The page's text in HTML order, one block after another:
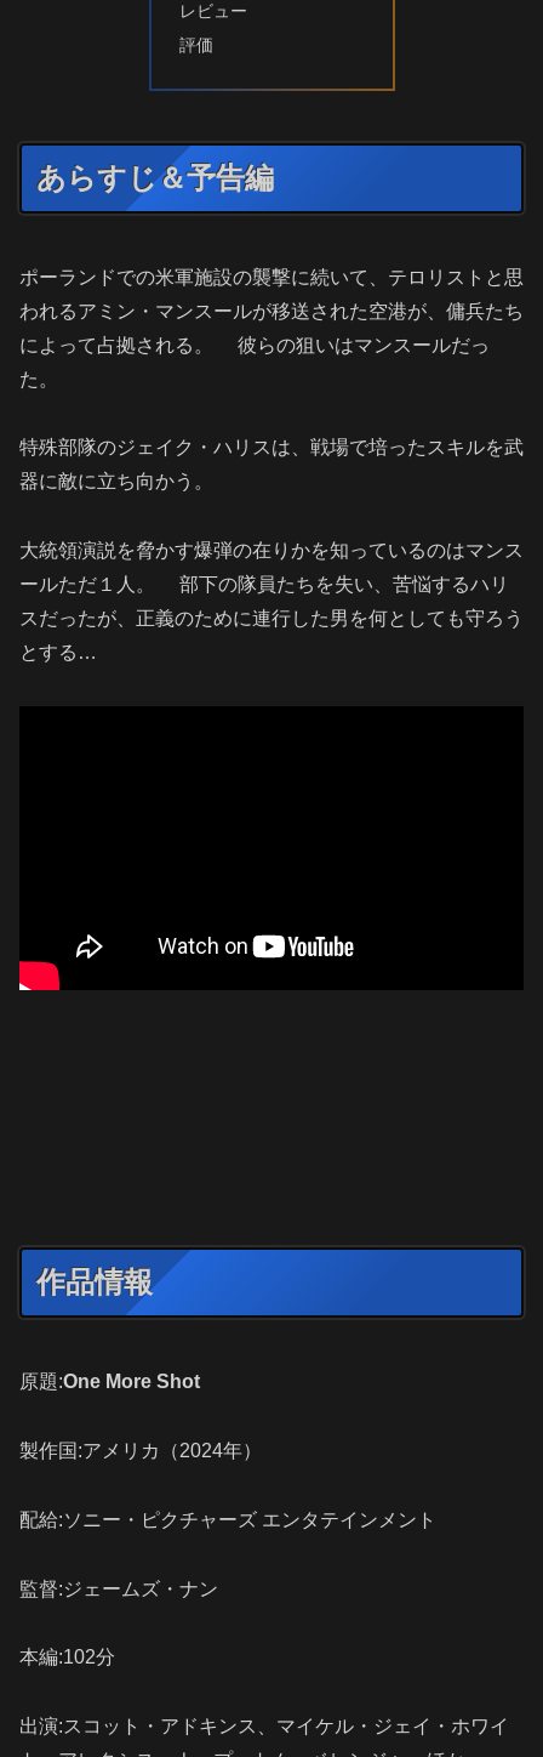
レビュー
評価
あらすじ＆予告編
ポーランドでの米軍施設の襲撃に続いて、テロリストと思
われるアミン・マンスールが移送された空港が、傭兵たち
によって占拠される。 彼らの狙いはマンスールだっ
た。
特殊部隊のジェイク・ハリスは、戦場で培ったスキルを武
器に敵に立ち向かう。
大統領演説を脅かす爆弾の在りかを知っているのはマンス
ールただ１人。 部下の隊員たちを失い、苦悩するハリ
スだったが、正義のために連行した男を何としても守ろう
とする …
作品情報
原題:One More Shot
製作国:アメリカ（2024年）
配給:ソニー・ピクチャーズ エンタテインメント
監督:ジェームズ・ナン
本編:102分
出演:スコット・アドキンス、マイケル・ジェイ・ホワイ